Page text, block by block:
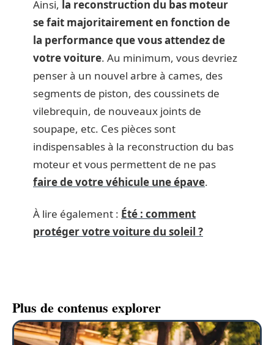
Ainsi, la reconstruction du bas moteur
se fait majoritairement en fonction de
la performance que vous attendez de
votre voiture. Au minimum, vous devriez
penser à un nouvel arbre à cames, des
segments de piston, des coussinets de
vilebrequin, de nouveaux joints de
soupape, etc. Ces pièces sont
indispensables à la reconstruction du bas
moteur et vous permettent de ne pas
faire de votre véhicule une épave.
À lire également : Été : comment
protéger votre voiture du soleil ?
Plus de contenus explorer